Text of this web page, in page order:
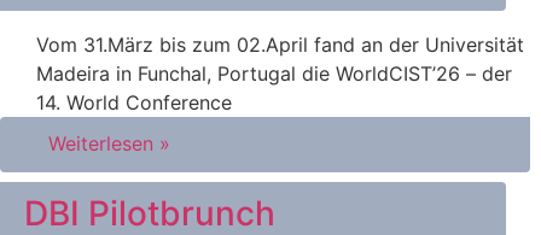
Vom 31.März bis zum 02.April fand an der Universität
Madeira in Funchal, Portugal die WorldCIST’26 – der
14. World Conference
Weiterlesen »
DBI Pilotbrunch